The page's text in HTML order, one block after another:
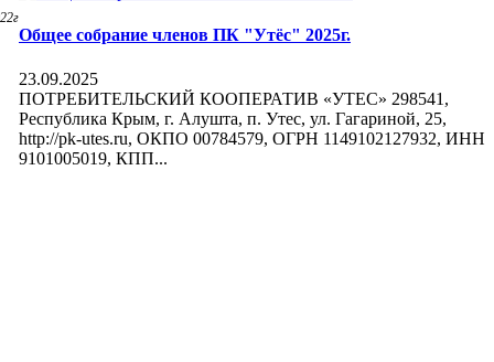
Общее собрание членов ПК "Утёс" 2025г.
23.09.2025
ПОТРЕБИТЕЛЬСКИЙ КООПЕРАТИВ «УТЕС» 298541,
Республика Крым, г. Алушта, п. Утес, ул. Гагариной, 25,
http://pk-utes.ru, ОКПО 00784579, ОГРН 1149102127932, ИНН
9101005019, КПП...